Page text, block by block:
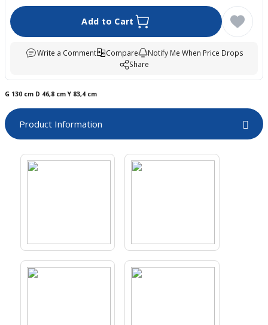
Add to Cart
Write a Comment Compare
Notify Me When Price Drops
Share
G 130 cm D 46,8 cm Y 83,4 cm
Product Information